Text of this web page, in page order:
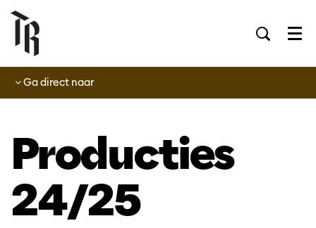
Ga direct naar
Producties
24/25